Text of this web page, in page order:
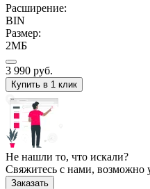
Расширение:
BIN
Размер:
2МБ
3 990 руб.
Купить в 1 клик
Не нашли то, что искали?
Свяжитесь с нами, возможно
Заказать